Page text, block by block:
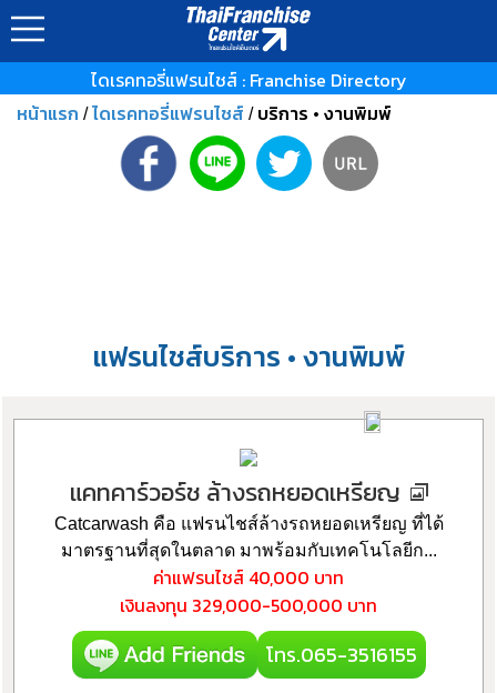
ไดเรคทอรี่แฟรนไชส์ : Franchise Directory
หน้าแรก /ไดเรคทอรี่แฟรนไชส์ / บริการ • งานพิมพ์
แฟรนไชส์บริการ • งานพิมพ์
แคทคาร์วอร์ช ล้างรถหยอดเหรียญ
Catcarwash คือ แฟรนไชส์ล้างรถหยอดเหรียญ ที่ได้
มาตรฐานที่สุดในตลาด มาพร้อมกับเทคโนโลยีก...
ค่าแฟรนไชส์ 40,000 บาท
เงินลงทุน 329,000-500,000 บาท
โทร.065-3516155